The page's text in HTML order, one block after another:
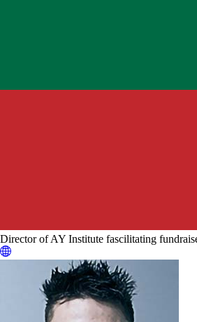
Director of AY Institute fascilitating